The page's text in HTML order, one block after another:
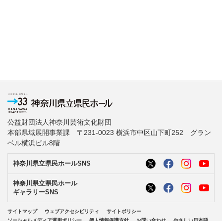
公益財団法人神奈川芸術文化財団
本部県域展開事業課 〒231-0023 横浜市中区山下町252 グラン
ベル横浜ビル8階
神奈川県立県民ホールSNS
神奈川県立県民ホール
ギャラリーSNS
サイトマップ ウェブアクセシビリティ
サイトポリシー